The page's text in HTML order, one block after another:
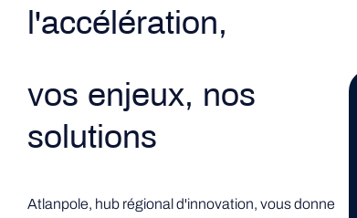
l'accélération,
vos enjeux, nos
solutions
Atlanpole, hub régional d'innovation, vous donne